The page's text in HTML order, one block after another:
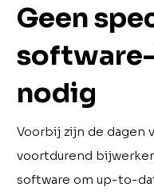
Geen
nodig
Voorbij zijn de dagen
voortdurend
software om up-to-